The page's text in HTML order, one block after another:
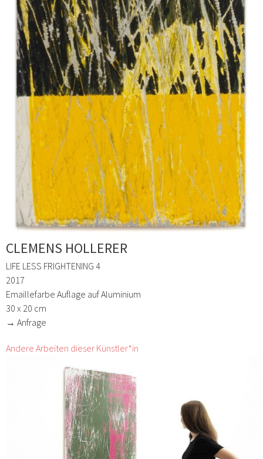
CLEMENS HOLLERER
LIFE LESS FRIGHTENING 4
2017
Emaillefarbe Auflage auf Aluminium
30 x 20 cm
→ Anfrage
Andere Arbeiten dieser Künstler*in